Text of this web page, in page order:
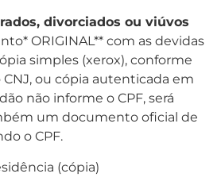
divorciados ou viúvos
ORIGINAL** com as devidas
simples (xerox), conforme
ou cópia autenticada em
não informe o CPF, será
um documento oficial de
o CPF.
(cópia)